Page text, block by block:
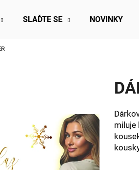
SLAĎTE SE NOVINKY
miluje
Doporučujeme